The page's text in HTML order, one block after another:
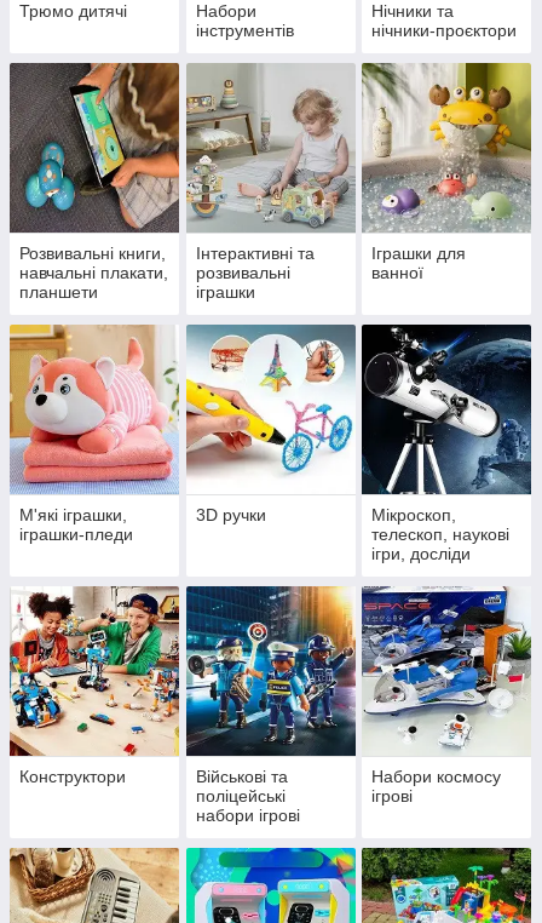
Трюмо дитячі
Набори
інструментів
Нічники та
нічники-проєктори
Розвивальні книги,
навчальні плакати,
планшети
Інтерактивні та
розвивальні
іграшки
Іграшки для
ванної
М'які іграшки,
іграшки-пледи
3D ручки
Мікроскоп,
телескоп, наукові
ігри, досліди
Конструктори
Військові та
поліцейські
набори ігрові
Набори космосу
ігрові